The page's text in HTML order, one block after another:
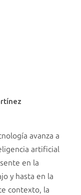
avanza a
artificial
en la
y hasta en la
contexto, la